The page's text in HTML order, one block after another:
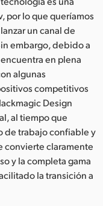
por lo que queríamos
un canal de
embargo, debido a
en plena
algunas
competitivos
Design
al tiempo que
de trabajo confiable y
convierte claramente
y la completa gama
la transición a